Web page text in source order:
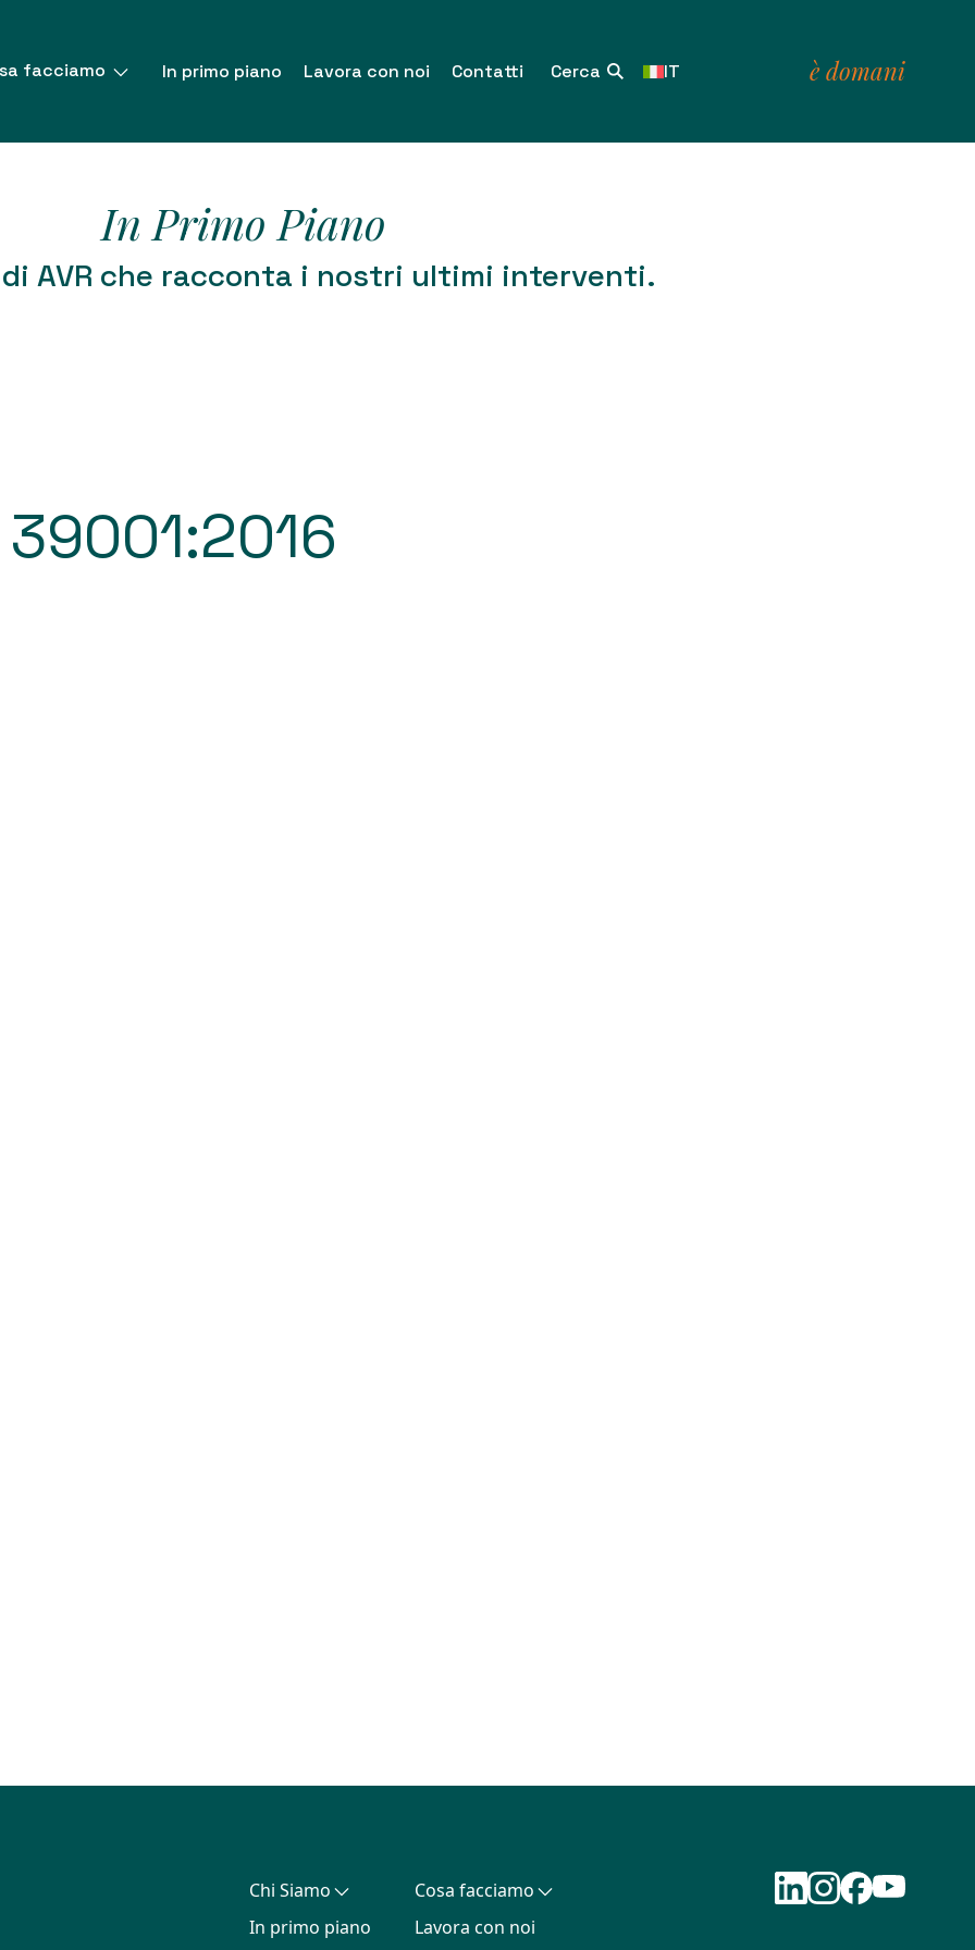
facciamo In primo piano Lavora con noi Contatti IT è domani
In Primo Piano
AVR che racconta i nostri ultimi interventi.
39001:2016
Chi Siamo
In primo piano
Cosa facciamo
Lavora con noi